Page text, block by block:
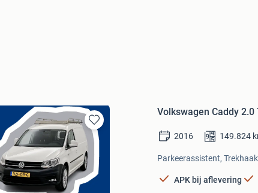
Bewaren
Mijn
Favorieten
Volkswagen Caddy
2016 149.824
Parkeerassistent,
APK bij aflevering